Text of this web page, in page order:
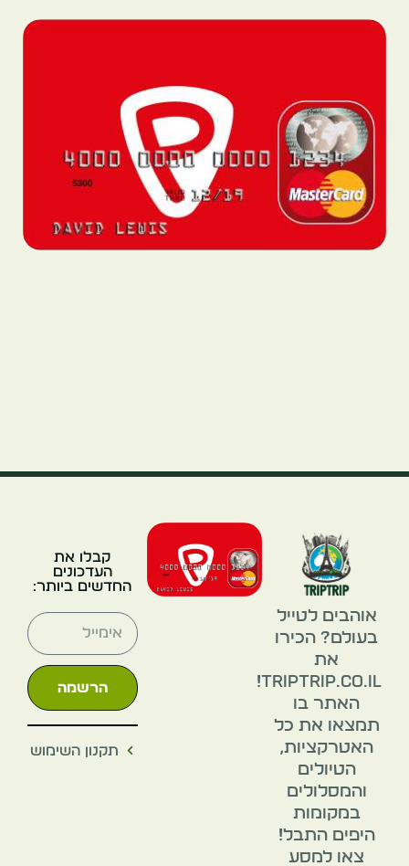
אוהבים לטייל
בעולם? הכירו
את
TripTrip.co.il!
האתר בו
תמצאו את כל
האטרקציות,
הטיולים
והמסלולים
במקומות
היפים התבל!
צאו למסע
קבלו את
העדכונים
החדשים ביותר:
הרשמה
תקנון השימוש